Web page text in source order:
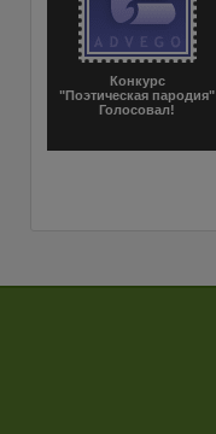
Конкурс
"Поэтическая пародия"
Голосовал!